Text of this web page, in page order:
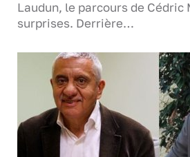
Laudun, le parcours de Cédric
surprises. Derrière…